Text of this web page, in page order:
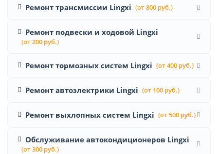
Ремонт трансмиссии Lingxi (от 800 руб.)
Ремонт подвески и ходовой Lingxi
(от 200 руб.)
Ремонт тормозных систем Lingxi (от 400 руб.)
Ремонт автоэлектрики Lingxi (от 100 руб.)
Ремонт выхлопных систем Lingxi (от 500 руб.)
Обслуживание автокондиционеров Lingxi
(от 300 руб.)